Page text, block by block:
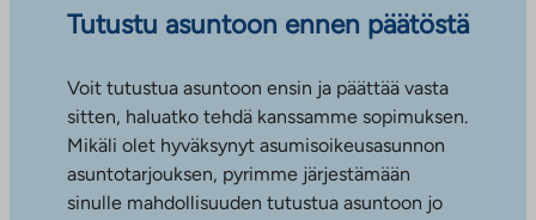
Tutustu asuntoon ennen päätöstä
Voit tutustua asuntoon ensin ja päättää vasta
sitten, haluatko tehdä kanssamme sopimuksen.
Mikäli olet hyväksynyt asumisoikeusasunnon
asuntotarjouksen, pyrimme järjestämään
sinulle mahdollisuuden tutustua asuntoon jo